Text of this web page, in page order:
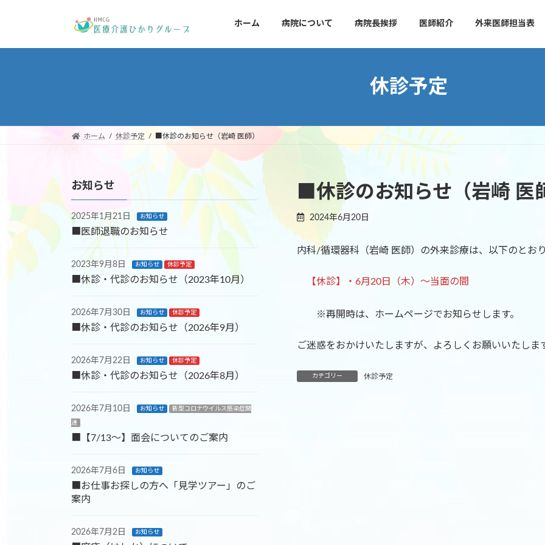
ッ
移
ホーム 病院について 病院長挨拶 医師紹介 外来医師担当表
休診予定
ホーム 休診予定 ■休診のお知らせ（岩崎 医師）
■休診のお知らせ（岩崎 医
2024年6月20日
内科/循環器科（岩崎 医師）の外来診療は、以下のとお
【休診】・6月20日（木）～当面の間
※再開時は、ホームページでお知らせします。
ご迷惑をおかけいたしますが、よろしくお願いいたしま
カテゴリー 休診予定
お知らせ
2025年1月21日 お知らせ
■医師退職のお知らせ
2023年9月8日 お知らせ 休診予定
■休診・代診のお知らせ（2023年10月）
2026年7月30日 お知らせ 休診予定
■休診・代診のお知らせ（2026年9月）
2026年7月22日 お知らせ 休診予定
■休診・代診のお知らせ（2026年8月）
2026年7月10日 お知らせ 新型コロナウイルス感染症関
連
■【7/13～】面会についてのご案内
2026年7月6日 お知らせ
■お仕事お探しの方へ「見学ツアー」のご
案内
2026年7月2日 お知らせ